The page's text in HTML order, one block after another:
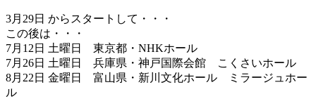
3月29日 からスタートして・・・
この後は・・・
7月12日 土曜日 東京都・NHKホール
7月26日 土曜日 兵庫県・神戸国際会館 こくさいホール
8月22日 金曜日 富山県・新川文化ホール ミラージュホー
ル